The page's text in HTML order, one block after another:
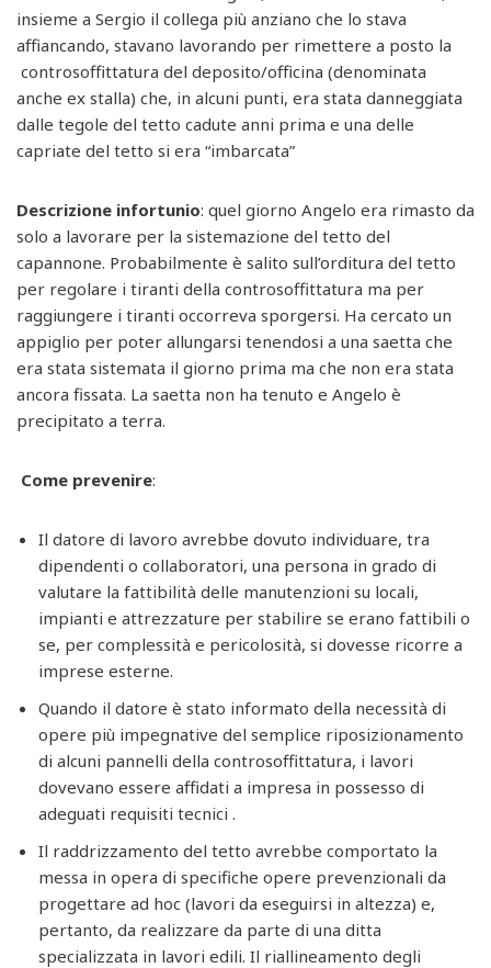
insieme a Sergio il collega più anziano che lo stava
affiancando, stavano lavorando per rimettere a posto la
controsoffittatura del deposito/officina (denominata
anche ex stalla) che, in alcuni punti, era stata danneggiata
dalle tegole del tetto cadute anni prima e una delle
capriate del tetto si era “imbarcata”
Descrizione infortunio: quel giorno Angelo era rimasto da
solo a lavorare per la sistemazione del tetto del
capannone. Probabilmente è salito sull’orditura del tetto
per regolare i tiranti della controsoffittatura ma per
raggiungere i tiranti occorreva sporgersi. Ha cercato un
appiglio per poter allungarsi tenendosi a una saetta che
era stata sistemata il giorno prima ma che non era stata
ancora fissata. La saetta non ha tenuto e Angelo è
precipitato a terra.
Come prevenire:
Il datore di lavoro avrebbe dovuto individuare, tra
dipendenti o collaboratori, una persona in grado di
valutare la fattibilità delle manutenzioni su locali,
impianti e attrezzature per stabilire se erano fattibili o
se, per complessità e pericolosità, si dovesse ricorre a
imprese esterne.
Quando il datore è stato informato della necessità di
opere più impegnative del semplice riposizionamento
di alcuni pannelli della controsoffittatura, i lavori
dovevano essere affidati a impresa in possesso di
adeguati requisiti tecnici .
Il raddrizzamento del tetto avrebbe comportato la
messa in opera di specifiche opere prevenzionali da
progettare ad hoc (lavori da eseguirsi in altezza) e,
pertanto, da realizzare da parte di una ditta
specializzata in lavori edili. Il riallineamento degli